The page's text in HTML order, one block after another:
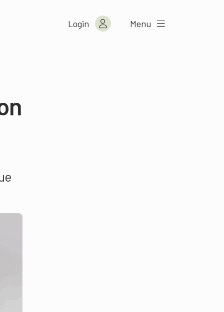
Login Menu